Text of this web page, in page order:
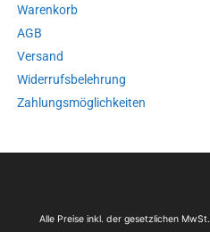
Warenkorb
AGB
Versand
Widerrufsbelehrung
Zahlungsmöglichkeiten
Alle Preise inkl. der gesetzlichen